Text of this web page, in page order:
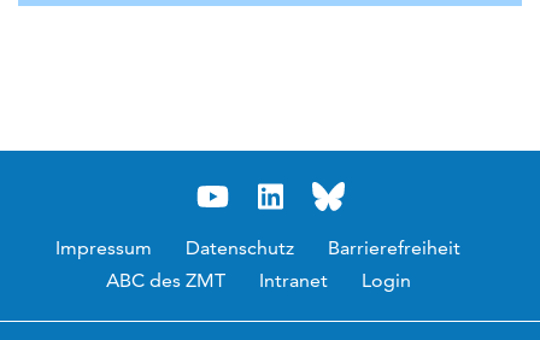
Impressum Datenschutz
Barrierefreiheit
ABC des ZMT
Intranet Login